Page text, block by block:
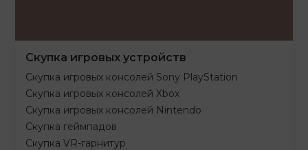
Скупка игровых устройств
Скупка игровых консолей Sony PlayStation
Скупка игровых консолей Xbox
Скупка игровых консолей Nintendo
Скупка геймпадов
Скупка VR-гарнитур